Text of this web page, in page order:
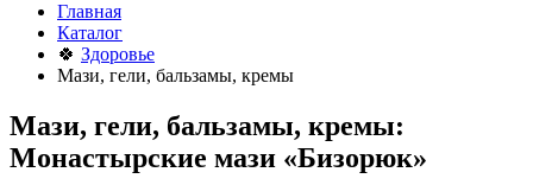
Главная
Каталог
🍀 Здоровье
Мази, гели, бальзамы, кремы
Мази, гели, бальзамы, кремы:
Монастырские мази «Бизорюк»